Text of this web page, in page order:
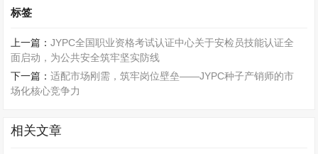
标签
上一篇：JYPC全国职业资格考试认证中心关于安检员技能认证全
面启动，为公共安全筑牢坚实防线
下一篇：适配市场刚需，筑牢岗位壁垒——JYPC种子产销师的市
场化核心竞争力
相关文章